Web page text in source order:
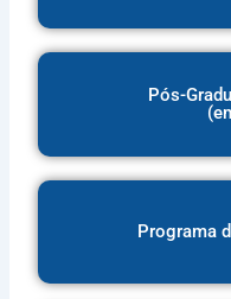
Pós-
Programa